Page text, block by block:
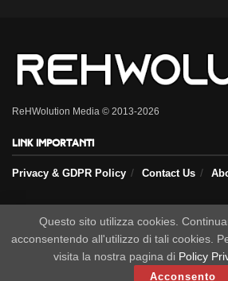
ReHWolution Media © 2013-2026
Link importanti
Privacy & GDPR Policy Contact Us
Seguici sui nostri social
Questo sito utilizza cookies.
acconsentendo all'utilizzo di tali cookies.
visita la nostra pagina di Policy
Acconsento